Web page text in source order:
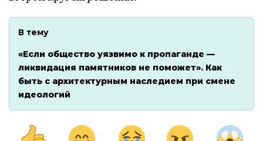
В тему
«Если общество уязвимо к пропаганде —
ликвидация памятников не поможет». Как
быть с архитектурным наследием при смене
идеологий